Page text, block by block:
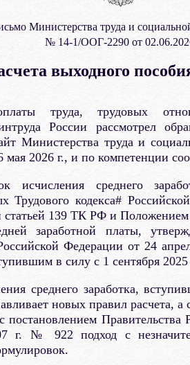
Министерства труда и
№ 14-1/ООГ-2290 от
выходного
труда, трудовых
России рассмотрел
Министерства труда и
мая 2026 г., и по компетенции
исчисления среднего
Трудового кодекса#
139 ТК РФ и Положением
заработной платы,
Федерации от 24
в силу с 1 сентября 2025
среднего заработка,
новых правил расчета,
постановлением
г. № 922 подход с